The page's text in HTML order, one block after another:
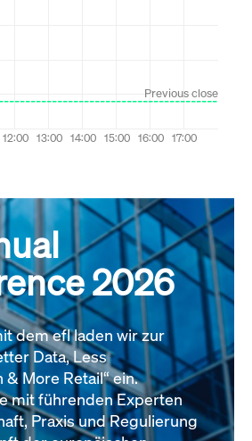
2026
dem efl laden wir zur
Data, Less
More Retail“ ein.
mit führenden Experten
Praxis und Regulierung